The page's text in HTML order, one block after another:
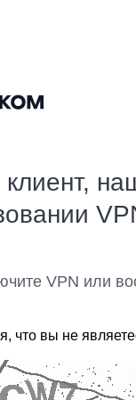
VPN или
что вы не